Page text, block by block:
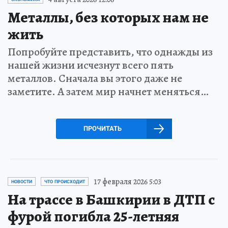
Металлы, без которых нам не
жить
Попробуйте представить, что однажды из
нашей жизни исчезнут всего пять
металлов. Сначала вы этого даже не
заметите. А затем мир начнет меняться…
ПРОЧИТАТЬ
НОВОСТИ ЧТО ПРОИСХОДИТ 17 февраля 2026 5:03
На трассе в Башкирии в ДТП с
фурой погибла 25-летняя